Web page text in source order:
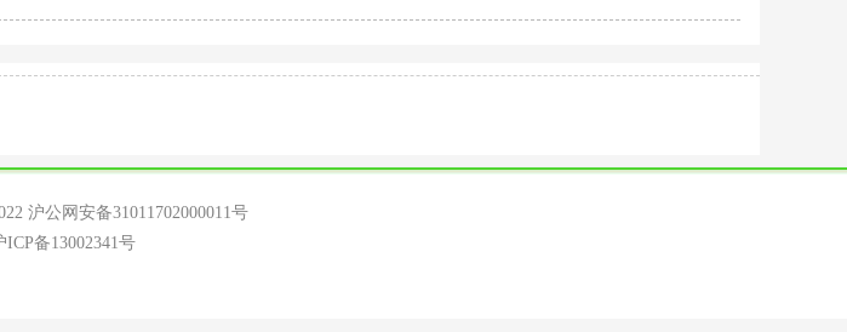
沪公网安备31011702000011号
ICP备13002341号